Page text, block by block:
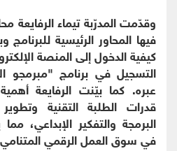
وقدّمت المدرّبة تيماء
فيها المحاور الرئيسية للبرنامج
كيفية الدخول إلى المنصة
التسجيل في برنامج "مبرمجو
عبره. كما بيّنت الرفايعة
قدرات الطلبة التقنية
البرمجة والتفكير الإبداعي،
في سوق العمل الرقمي